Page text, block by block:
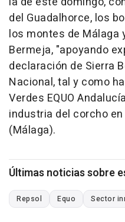
del Guadalhorce, los
los montes de Málaga
Bermeja, "apoyando
declaración de Sierra
Nacional, tal y como
Verdes EQUO
industria del corcho
(Málaga).
Últimas noticias sobre
Repsol Equo Sector